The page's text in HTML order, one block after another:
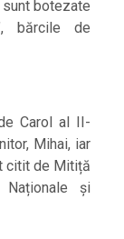
sunt botezate
bărcile de
Carol al II-
Mihai, iar
citit de Mitiță
Naționale și